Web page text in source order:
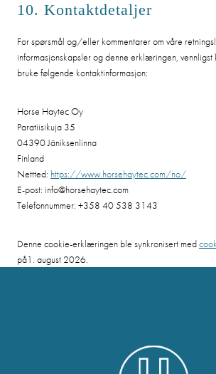
10. Kontaktdetaljer
For spørsmål og/eller kommentarer om våre
informasjonskapsler og denne erklæringen, vennligst
bruke følgende kontaktinformasjon:
Horse Haytec Oy
Paratiisikuja 35
04390 Jäniksenlinna
Finland
Nettted: https://www.horsehaytec.com/no/
E-post: info@horsehaytec.com
Telefonnummer: +358 40 538 3143
Denne cookie-erklæringen ble synkronisert med
på1. august 2026.